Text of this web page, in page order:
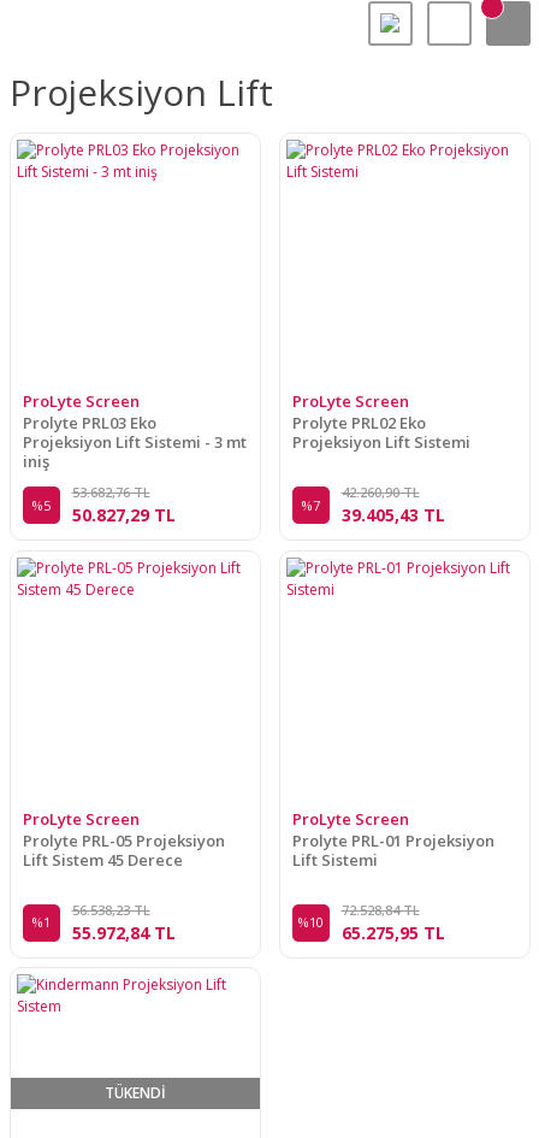
Projeksiyon Lift
ProLyte Screen
Prolyte PRL03 Eko
Projeksiyon Lift Sistemi - 3 mt
iniş
%5
53.682,76 TL
50.827,29 TL
ProLyte Screen
Prolyte PRL02 Eko
Projeksiyon Lift Sistemi
%7
42.260,90 TL
39.405,43 TL
ProLyte Screen
Prolyte PRL-05 Projeksiyon
Lift Sistem 45 Derece
%1
56.538,23 TL
55.972,84 TL
ProLyte Screen
Prolyte PRL-01 Projeksiyon
Lift Sistemi
%10
72.528,84 TL
65.275,95 TL
TÜKENDİ